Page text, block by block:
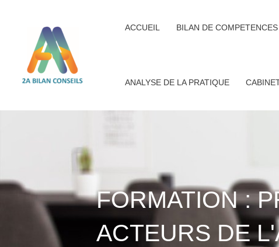
ACCUEIL BILAN DE
ANALYSE DE LA PRATIQUE
FORMATION :
ACTEURS DE